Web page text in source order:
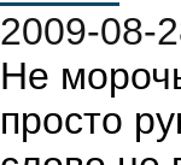
2009-08-
Не
просто